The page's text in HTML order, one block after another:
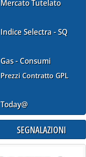
Mercato Tutelato
Indice Selectra - SQ
Gas - Consumi
Prezzi Contratto GPL
Today@
SEGNALAZIONI